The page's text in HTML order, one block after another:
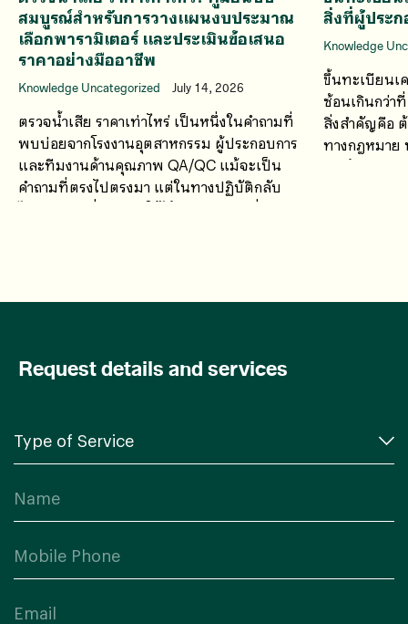
สมบูรณ์สำหรับการวางแผนงบประมาณ
เลือกพารามิเตอร์ และประเมินข้อเสนอ
ราคาอย่างมืออาชีพ
Knowledge Uncategorized July 14, 2026
ตรวจน้ำเสีย ราคาเท่าไหร่ เป็นหนึ่งในคำถามที่
พบบ่อยจากโรงงานอุตสาหกรรม ผู้ประกอบการ
และทีมงานด้านคุณภาพ QA/QC แม้จะเป็น
คำถามที่ตรงไปตรงมา แต่ในทางปฏิบัติกลับ
ไม่มีคำตอบที่สามารถใช้ได้กับทุกกรณี เนื่องจาก
สิ่งที่ผู้ประ
Knowledge
ขึ้นทะเบียนเ
ซ้อนเกินกว่า
สิ่งสำคัญคือ
ทางกฎหมา
การอ้างสร
Request details and services